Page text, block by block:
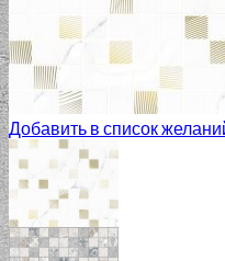
Добавить в список